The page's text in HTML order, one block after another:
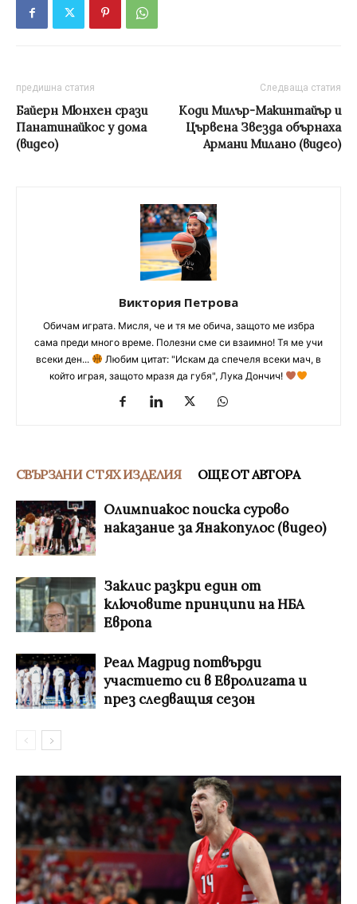
предишна статия
Байерн Мюнхен срази
Панатинайкос у дома
(видео)
Следваща статия
Коди Милър-Макинтайър и
Цървена Звезда обърнаха
Армани Милано (видео)
Виктория Петрова
Обичам играта. Мисля, че и тя ме обича, защото ме избра
сама преди много време. Полезни сме си взаимно! Тя ме учи
всеки ден...
Любим цитат: "Искам да спечеля всеки мач, в
който играя, защото мразя да губя", Лука Дончич!
СВЪРЗАНИ С ТЯХ ИЗДЕЛИЯ ОЩЕ ОТ АВТОРА
Олимпиакос поиска сурово
наказание за Янакопулос (видео)
Заклис разкри един от
ключовите принципи на НБА
Европа
Реал Мадрид потвърди
участието си в Евролигата и
през следващия сезон